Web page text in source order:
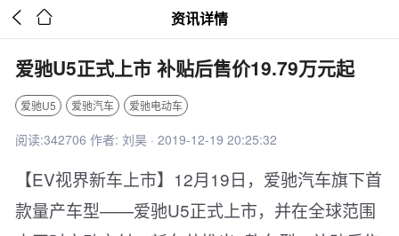
  资讯详情
爱驰U5正式上市 补贴后售价19.79万元起
爱驰U5 爱驰汽车 爱驰电动车
阅读:342706 作者: 刘昊 · 2019-12-19 20:25:32
【EV视界新车上市】12月19日，爱驰汽车旗下首
款量产车型——爱驰U5正式上市，并在全球范围